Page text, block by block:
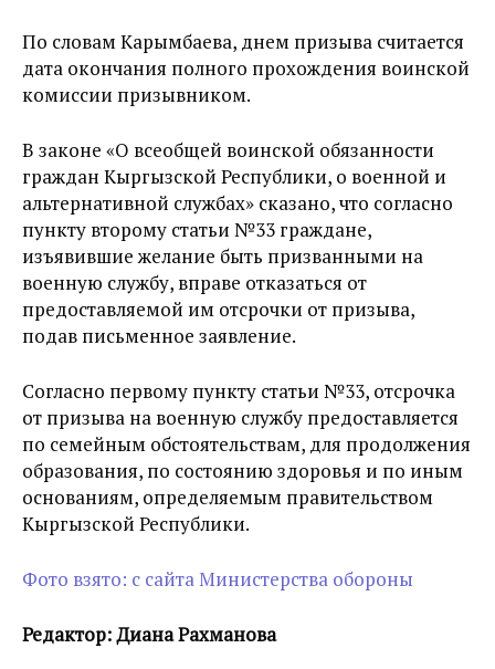
По словам Карымбаева, днем призыва считается
дата окончания полного прохождения воинской
комиссии призывником.
В законе «О всеобщей воинской обязанности
граждан Кыргызской Республики, о военной и
альтернативной службах» сказано, что согласно
пункту второму статьи №33 граждане,
изъявившие желание быть призванными на
военную службу, вправе отказаться от
предоставляемой им отсрочки от призыва,
подав письменное заявление.
Согласно первому пункту статьи №33, отсрочка
от призыва на военную службу предоставляется
по семейным обстоятельствам, для продолжения
образования, по состоянию здоровья и по иным
основаниям, определяемым правительством
Кыргызской Республики.
Фото взято: с сайта Министерства обороны
Редактор: Диана Рахманова